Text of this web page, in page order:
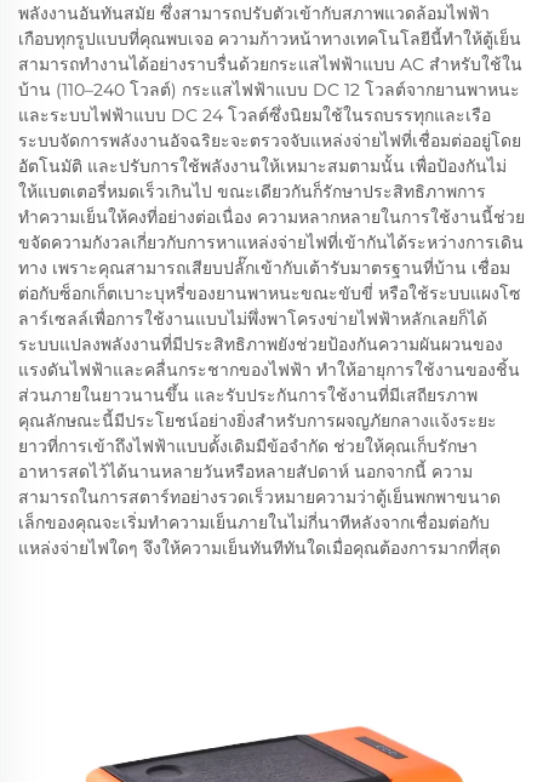
พลังงานอันทันสมัย ซึ่งสามารถปรับตัวเข้ากับสภาพแวดล้อมไฟฟ้า
เกือบทุกรูปแบบที่คุณพบเจอ ความก้าวหน้าทางเทคโนโลยีนี้ทำให้ตู้เย็น
สามารถทำงานได้อย่างราบรื่นด้วยกระแสไฟฟ้าแบบ AC สำหรับใช้ใน
บ้าน (110–240 โวลต์) กระแสไฟฟ้าแบบ DC 12 โวลต์จากยานพาหนะ
และระบบไฟฟ้าแบบ DC 24 โวลต์ซึ่งนิยมใช้ในรถบรรทุกและเรือ
ระบบจัดการพลังงานอัจฉริยะจะตรวจจับแหล่งจ่ายไฟที่เชื่อมต่ออยู่โดย
อัตโนมัติ และปรับการใช้พลังงานให้เหมาะสมตามนั้น เพื่อป้องกันไม่
ให้แบตเตอรี่หมดเร็วเกินไป ขณะเดียวกันก็รักษาประสิทธิภาพการ
ทำความเย็นให้คงที่อย่างต่อเนื่อง ความหลากหลายในการใช้งานนี้ช่วย
ขจัดความกังวลเกี่ยวกับการหาแหล่งจ่ายไฟที่เข้ากันได้ระหว่างการเดิน
ทาง เพราะคุณสามารถเสียบปลั๊กเข้ากับเต้ารับมาตรฐานที่บ้าน เชื่อม
ต่อกับซ็อกเก็ตเบาะบุหรี่ของยานพาหนะขณะขับขี่ หรือใช้ระบบแผงโซ
ลาร์เซลล์เพื่อการใช้งานแบบไม่พึ่งพาโครงข่ายไฟฟ้าหลักเลยก็ได้
ระบบแปลงพลังงานที่มีประสิทธิภาพยังช่วยป้องกันความผันผวนของ
แรงดันไฟฟ้าและคลื่นกระชากของไฟฟ้า ทำให้อายุการใช้งานของชิ้น
ส่วนภายในยาวนานขึ้น และรับประกันการใช้งานที่มีเสถียรภาพ
คุณลักษณะนี้มีประโยชน์อย่างยิ่งสำหรับการผจญภัยกลางแจ้งระยะ
ยาวที่การเข้าถึงไฟฟ้าแบบดั้งเดิมมีข้อจำกัด ช่วยให้คุณเก็บรักษา
อาหารสดไว้ได้นานหลายวันหรือหลายสัปดาห์ นอกจากนี้ ความ
สามารถในการสตาร์ทอย่างรวดเร็วหมายความว่าตู้เย็นพกพาขนาด
เล็กของคุณจะเริ่มทำความเย็นภายในไม่กี่นาทีหลังจากเชื่อมต่อกับ
แหล่งจ่ายไฟใดๆ จึงให้ความเย็นทันทีทันใดเมื่อคุณต้องการมากที่สุด